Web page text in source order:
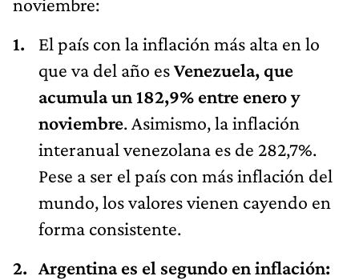
El país con la inflación más alta en lo
que va del año esVenezuela, que
acumula un 182,9% entre enero y
noviembre. Asimismo, la inflación
interanual venezolana es de 282,7%.
Pese a ser el país con más inflación del
mundo, los valores vienen cayendo en
forma consistente.
Argentina es el segundo en inflación: